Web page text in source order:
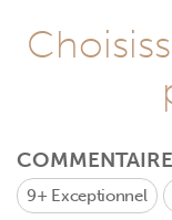
9+ Exceptionnel